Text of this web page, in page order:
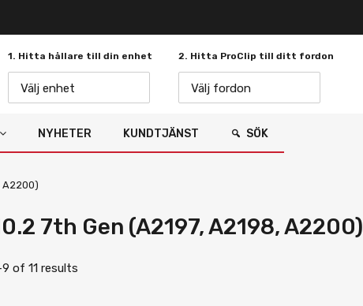
1. Hitta hållare till din enhet
Välj enhet
2. Hitta ProClip till ditt fordon
Välj fordon
NYHETER KUNDTJÄNST SÖK
A2200)
7th Gen (A2197, A2198, A2200)
of 11 results